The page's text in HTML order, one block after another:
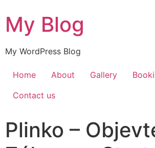
My Blog
My WordPress Blog
Home About Gallery
Contact us
Plinko –